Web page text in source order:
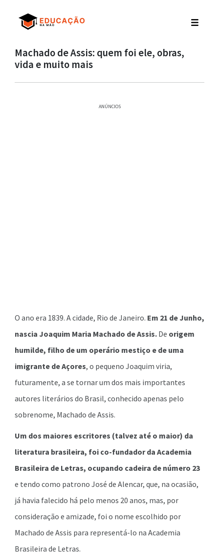
Machado de Assis: quem foi ele, obras,
vida e muito mais
ANÚNCIOS
O ano era 1839. A cidade, Rio de Janeiro. Em 21 de Junho,
nascia Joaquim Maria Machado de Assis. De origem
humilde, filho de um operário mestiço e de uma
imigrante de Açores, o pequeno Joaquim viria,
futuramente, a se tornar um dos mais importantes
autores literários do Brasil, conhecido apenas pelo
sobrenome, Machado de Assis.
Um dos maiores escritores (talvez até o maior) da
literatura brasileira, foi co-fundador da Academia
Brasileira de Letras, ocupando cadeira de número 23
e tendo como patrono José de Alencar, que, na ocasião,
já havia falecido há pelo menos 20 anos, mas, por
consideração e amizade, foi o nome escolhido por
Machado de Assis para representá-lo na Academia
Brasileira de Letras.